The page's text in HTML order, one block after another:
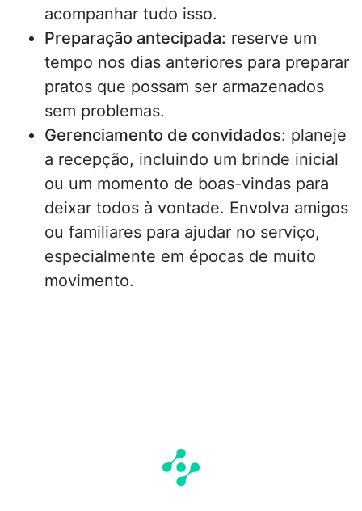
acompanhar tudo isso.
Preparação antecipada: reserve um
tempo nos dias anteriores para preparar
pratos que possam ser armazenados
sem problemas.
Gerenciamento de convidados: planeje
a recepção, incluindo um brinde inicial
ou um momento de boas-vindas para
deixar todos à vontade. Envolva amigos
ou familiares para ajudar no serviço,
especialmente em épocas de muito
movimento.